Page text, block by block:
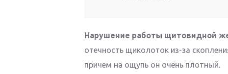
Нарушение работы щитовидной
отечность щиколоток из-за
причем на ощупь он очень плотный.